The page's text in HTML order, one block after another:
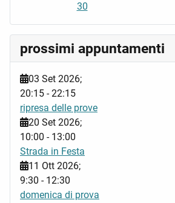
30
prossimi appuntamenti
03 Set 2026;
20:15 -22:15
ripresa delle prove
20 Set 2026;
10:00 - 13:00
Strada in Festa
11 Ott 2026;
9:30 - 12:30
domenica di prova